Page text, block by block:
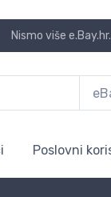
Nismo više
Poslovni